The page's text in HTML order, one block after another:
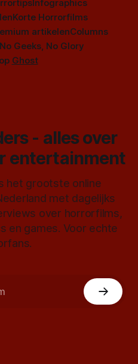
Infographics
Korte Horrorfilms
artikelenColumns
No Geeks, No Glory
Ghost
- alles over
entertainment
het grootste online
met dagelijks
over horrorfilms,
en games. Voor echte